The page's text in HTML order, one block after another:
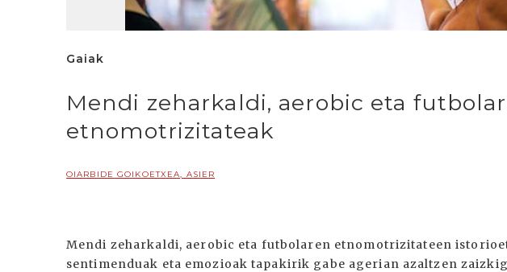
Gaiak
Mendi zeharkaldi, aerobic eta
etnomotrizitateak
OIARBIDE GOIKOETXEA, ASIER
Mendi zeharkaldi, aerobic eta futbolaren etnomotrizitateen
sentimenduak eta emozioak tapakirik gabe agerian azaltzen